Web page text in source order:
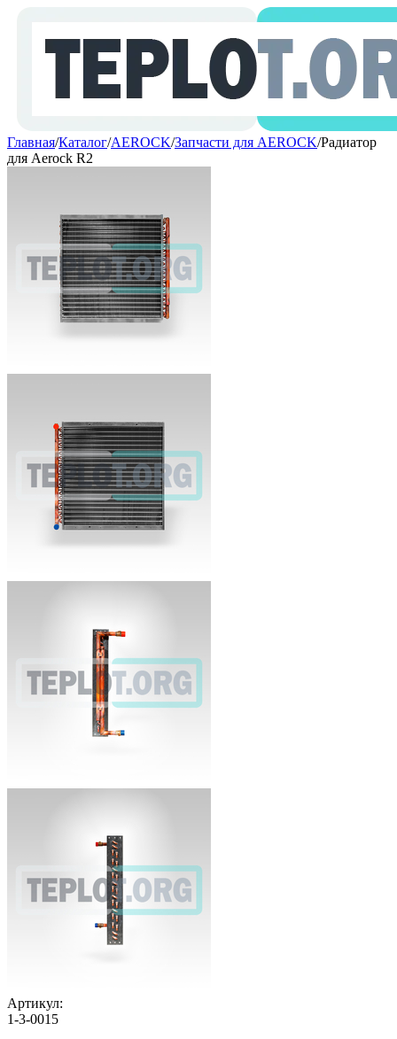
Главная/Каталог/AEROCK/Запчасти для AEROCK/Радиатор
для Aerock R2
Артикул:
1-3-0015